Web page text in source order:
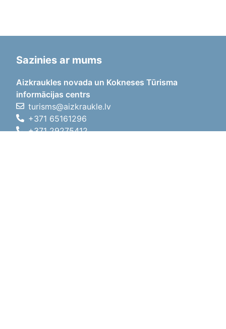
Sazinies ar mums
Aizkraukles novada un Kokneses Tūrisma
informācijas centrs
turisms@aizkraukle.lv
+371 65161296
+371 29275412